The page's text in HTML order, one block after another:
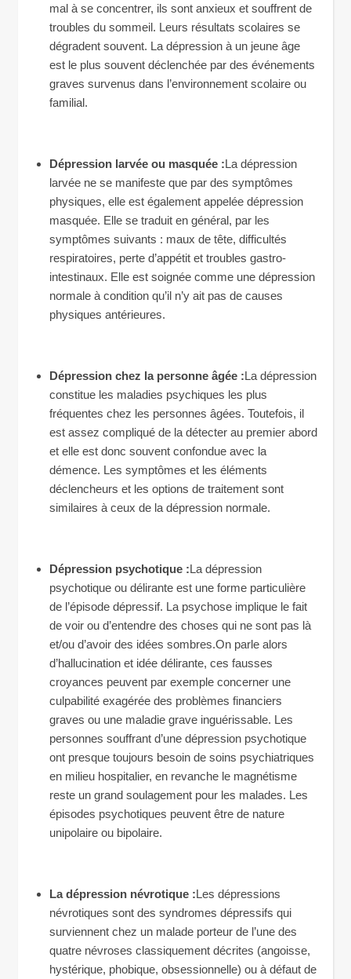
mal à se concentrer, ils sont anxieux et souffrent de
troubles du sommeil. Leurs résultats scolaires se
dégradent souvent. La dépression à un jeune âge
est le plus souvent déclenchée par des événements
graves survenus dans l’environnement scolaire ou
familial.
Dépression larvée ou masquée :La dépression
larvée ne se manifeste que par des symptômes
physiques, elle est également appelée dépression
masquée. Elle se traduit en général, par les
symptômes suivants : maux de tête, difficultés
respiratoires, perte d’appétit et troubles gastro-
intestinaux. Elle est soignée comme une dépression
normale à condition qu’il n’y ait pas de causes
physiques antérieures.
Dépression chez la personne âgée :La dépression
constitue les maladies psychiques les plus
fréquentes chez les personnes âgées. Toutefois, il
est assez compliqué de la détecter au premier abord
et elle est donc souvent confondue avec la
démence. Les symptômes et les éléments
déclencheurs et les options de traitement sont
similaires à ceux de la dépression normale.
Dépression psychotique :La dépression
psychotique ou délirante est une forme particulière
de l’épisode dépressif. La psychose implique le fait
de voir ou d’entendre des choses qui ne sont pas là
et/ou d’avoir des idées sombres.On parle alors
d’hallucination et idée délirante, ces fausses
croyances peuvent par exemple concerner une
culpabilité exagérée des problèmes financiers
graves ou une maladie grave inguérissable. Les
personnes souffrant d’une dépression psychotique
ont presque toujours besoin de soins psychiatriques
en milieu hospitalier, en revanche le magnétisme
reste un grand soulagement pour les malades. Les
épisodes psychotiques peuvent être de nature
unipolaire ou bipolaire.
La dépression névrotique :Les dépressions
névrotiques sont des syndromes dépressifs qui
surviennent chez un malade porteur de l’une des
quatre névroses classiquement décrites (angoisse,
hystérique, phobique, obsessionnelle) ou à défaut de